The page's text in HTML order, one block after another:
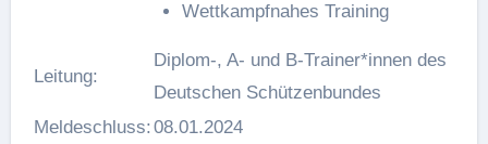
Wettkampfnahes Training
Leitung:
Diplom-, A- und B-Trainer*innen des
Deutschen Schützenbundes
Meldeschluss:08.01.2024